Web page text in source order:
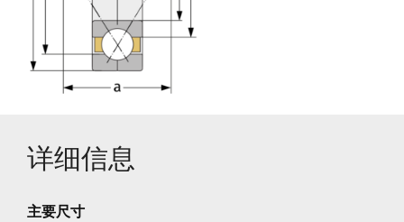
详细信息
主要尺寸